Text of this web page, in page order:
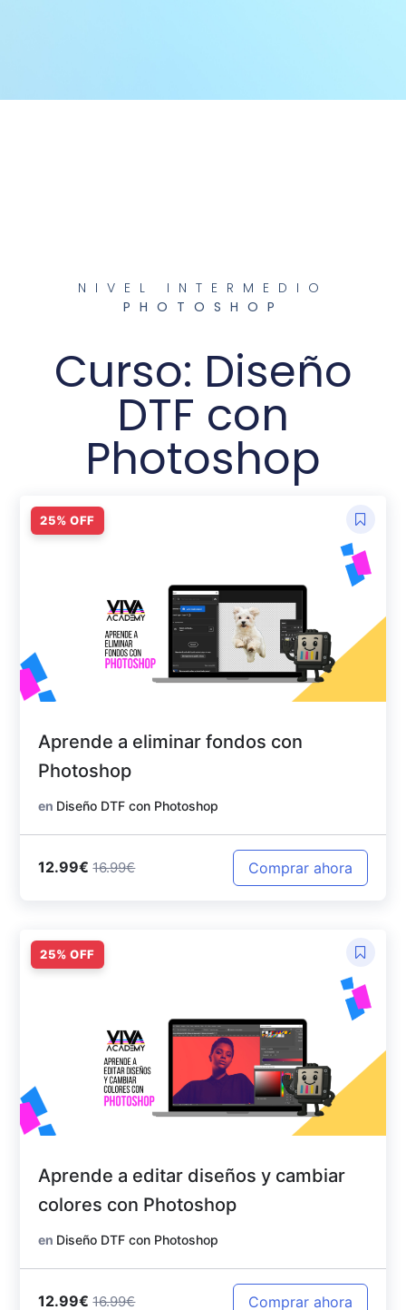
NIVEL INTERMEDIO
PHOTOSHOP
Curso: Diseño
DTF con
Photoshop
Aprende a eliminar fondos con
Photoshop
en Diseño DTF con Photoshop
12.99€ 16.99€ Comprar ahora
Aprende a editar diseños y cambiar
colores con Photoshop
en Diseño DTF con Photoshop
12.99€ 16.99€ Comprar ahora